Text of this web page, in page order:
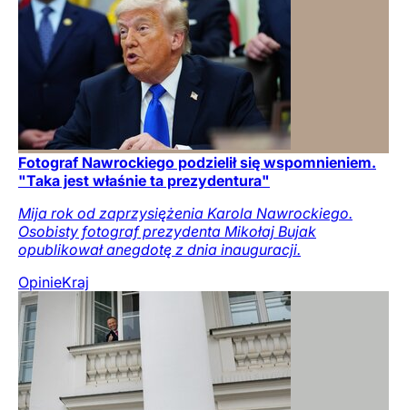
Fotograf Nawrockiego podzielił się wspomnieniem.
"Taka jest właśnie ta prezydentura"
Mija rok od zaprzysiężenia Karola Nawrockiego.
Osobisty fotograf prezydenta Mikołaj Bujak
opublikował anegdotę z dnia inauguracji.
OpinieKraj